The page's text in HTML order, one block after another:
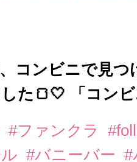
コンビニで見
た🍞🤍 「コン
#ファンクラ
#バニーバー #